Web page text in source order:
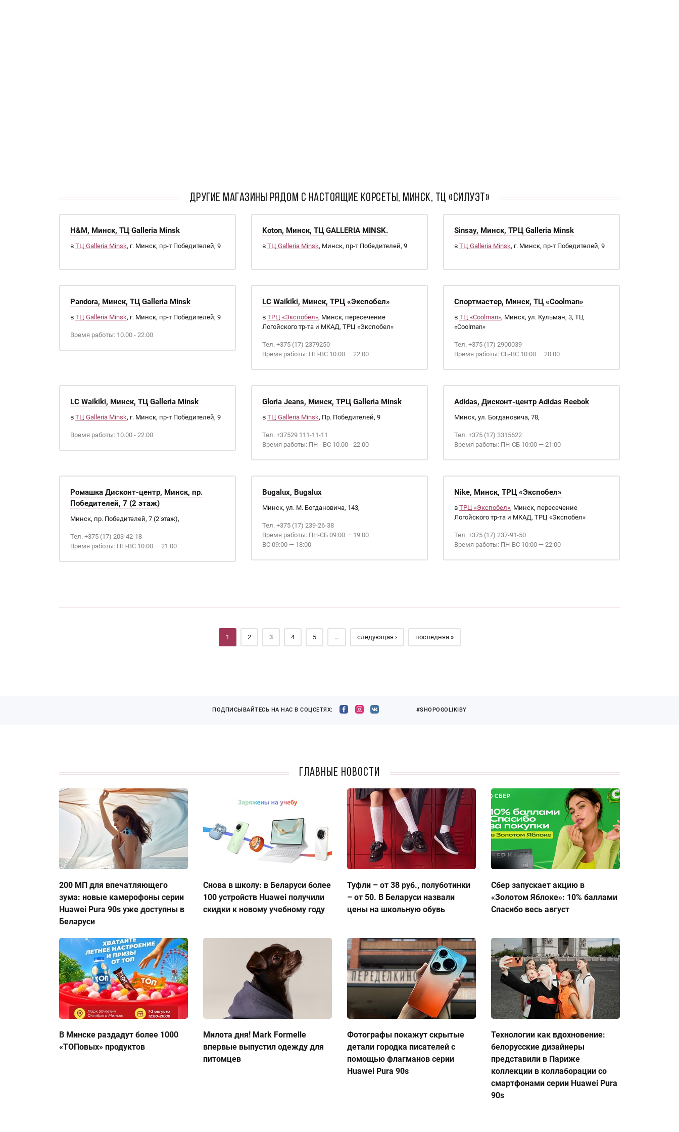
ДРУГИЕ МАГАЗИНЫ РЯДОМ С Настоящие корсеты, Минск, ТЦ «Силуэт»
H&M, Минск, ТЦ Galleria Minsk
в ТЦ Galleria Minsk, г. Минск, пр-т Победителей, 9
Koton, Минск, ТЦ GALLERIA MINSK.
в ТЦ Galleria Minsk, Минск, пр-т Победителей, 9
Sinsay, Минск, ТРЦ Galleria Minsk
в ТЦ Galleria Minsk, г. Минск, пр-т Победителей, 9
Pandora, Минск, ТЦ Galleria Minsk
в ТЦ Galleria Minsk, г. Минск, пр-т Победителей, 9
Время работы: 10.00 - 22.00
LC Waikiki, Минск, ТРЦ «Экспобел»
в ТРЦ «Экспобел», Минск, пересечение
Логойского тр-та и МКАД, ТРЦ «Экспобел»
Тел. +375 (17) 2379250
Время работы: ПН-ВС 10:00 — 22:00
Спортмастер, Минск, ТЦ «Coolman»
в ТЦ «Coolman», Минск, ул. Кульман, 3, ТЦ
«Coolman»
Тел. +375 (17) 2900039
Время работы: СБ-ВС 10:00 — 20:00
LC Waikiki, Минск, ТЦ Galleria Minsk
в ТЦ Galleria Minsk, г. Минск, пр-т Победителей, 9
Время работы: 10.00 - 22.00
Gloria Jeans, Минск, ТРЦ Galleria Minsk
в ТЦ Galleria Minsk, Пр. Победителей, 9
Тел. +37529 111-11-11
Время работы: ПН - ВС 10.00 - 22.00
Adidas, Дисконт-центр Adidas Reebok
Минск, ул. Богдановича, 78,
Тел. +375 (17) 3315622
Время работы: ПН-СБ 10:00 — 21:00
Ромашка Дисконт-центр, Минск, пр.
Победителей, 7 (2 этаж)
Минск, пр. Победителей, 7 (2 этаж),
Тел. +375 (17) 203-42-18
Время работы: ПН-ВС 10:00 — 21:00
Bugalux, Bugalux
Минск, ул. М. Богдановича, 143,
Тел. +375 (17) 239-26-38
Время работы: ПН-СБ 09:00 — 19:00
ВС 09:00 — 18:00
Nike, Минск, ТРЦ «Экспобел»
в ТРЦ «Экспобел», Минск, пересечение
Логойского тр-та и МКАД, ТРЦ «Экспобел»
Тел. +375 (17) 237-91-50
Время работы: ПН-ВС 10:00 — 22:00
1 2 3 4 5 … следующая › последняя »
ПОДПИСЫВАЙТЕСЬ НА НАС В СОЦСЕТЯХ: #SHOPOGOLIKIBY
Главные новости
200 МП для впечатляющего
зума: новые камерофоны серии
Huawei Pura 90s уже доступны в
Беларуси
Снова в школу: в Беларуси более
100 устройств Huawei получили
скидки к новому учебному году
Туфли – от 38 руб., полуботинки
– от 50. В Беларуси назвали
цены на школьную обувь
Сбер запускает акцию в
«Золотом Яблоке»: 10% баллами
Спасибо весь август
В Минске раздадут более 1000
«ТОПовых» продуктов
Милота дня! Mark Formelle
впервые выпустил одежду для
питомцев
Фотографы покажут скрытые
детали городка писателей с
помощью флагманов серии
Huawei Pura 90s
Технологии как вдохновение:
белорусские дизайнеры
представили в Париже
коллекции в коллаборации со
смартфонами серии Huawei Pura
90s